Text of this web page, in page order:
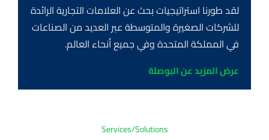
لقد طورنا استراتيجيات بحث عن العلامات التجارية الرائدة
للشركات الصغيرة والمتوسطة عبر العديد من الصناعات
في المملكة المتحدة وفي جميع أنحاء العالم.
عرض المزيد عن البوصلة
Services/Solutions